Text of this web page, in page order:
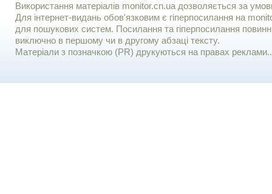
Використання матерiалiв monitor.cn.ua дозволяється за
Для iнтернет-видань обов'язковим є гiперпосилання на
для пошукових систем. Посилання та гіперпосилання
виключно в першому чи в другому абзаці тексту.
Матеріали з позначкою (PR) друкуються на правах реклами..